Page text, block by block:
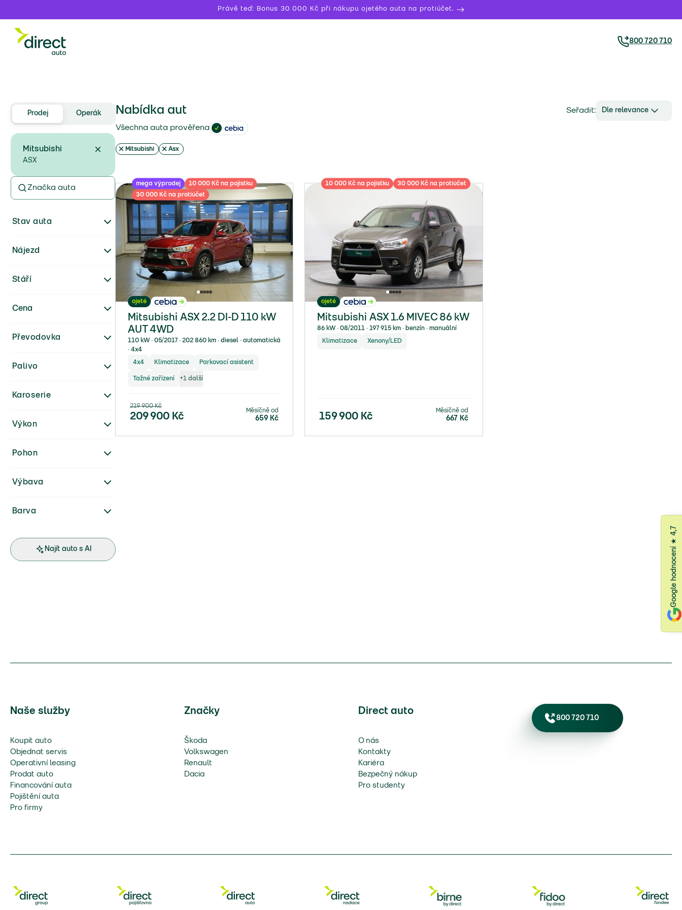
Právě teď: Bonus 30 000 Kč při nákupu ojetého auta na protiúčet.
800 720 710
Prodej Operák
Stav auta
Mitsubishi
ASX
Značka auta
Nájezd
Karoserie
Palivo
Převodovka
Pohon
Barva
Cena
Stáří
Výbava
Výkon
Najít auto s AI
Nabídka aut Seřadit: Dle relevance
Všechna auta prověřena
Mitsubishi Asx
mega výprodej
10 000 Kč na pojistku
30 000 Kč na protiúčet
ojeté
Mitsubishi ASX 2.2 DI-D 110 kW
AUT 4WD
110 kW ∙ 05/2017 ∙ 202 860 km ∙ diesel ∙ automatická
∙ 4x4
4x4 Klimatizace Parkovací asistent
Tažné zařízení +1 další
219 900Kč
209 900 Kč
Měsíčně od
659 Kč
10 000 Kč na pojistku 30 000 Kč na protiúčet
ojeté
Mitsubishi ASX 1.6 MIVEC 86 kW
86 kW ∙ 08/2011 ∙ 197 915 km ∙ benzín ∙ manuální
Klimatizace Xenony/LED
159 900 Kč
Měsíčně od
667 Kč
Google hodnocení ★ 4,7
Naše služby
Koupit auto
Objednat servis
Operativní leasing
Prodat auto
Financování auta
Pojištění auta
Pro firmy
Značky
Škoda
Volkswagen
Renault
Dacia
Direct auto
O nás
Kontakty
Kariéra
Bezpečný nákup
Pro studenty
800 720 710